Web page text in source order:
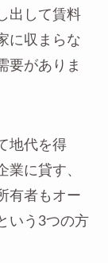
出して賃料
に収まらな
要がありま
地代を得
業に貸す、
有者もオー
いう3つの方